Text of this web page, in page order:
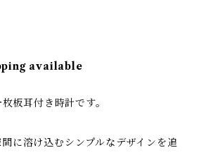
available
板耳付き時計です。
に溶け込むシンプルなデザインを追